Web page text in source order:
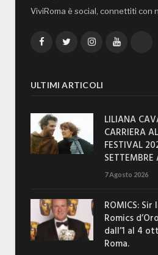
ViviRoma è social, connettiti con
FacebookTwitterInstagramYouTube
ULTIMI ARTICOLI
LILIANA
CARRIERA
FESTIVAL
7 Agosto 2026
ROMICS:
Romics
dall’1 al 4
Roma.